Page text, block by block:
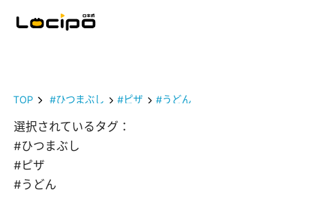
TOP #ひつまぶし #ピザ #うどん
選択されているタグ：
#ひつまぶし
#ピザ
#うどん